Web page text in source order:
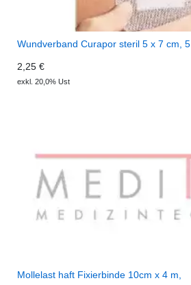
Wundverband Curapor steril 5 x 7 cm, 5
2,25 €
exkl. 20,0% Ust
Mollelast haft Fixierbinde 10cm x 4 m,